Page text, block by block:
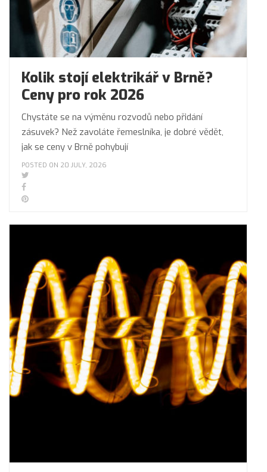
Kolik stojí elektrikář v Brně?
Ceny pro rok 2026
Chystáte se na výměnu rozvodů nebo přidání
zásuvek? Než zavoláte řemeslníka, je dobré vědět,
jak se ceny v Brně pohybují
POSTED ON 20 JULY, 2026